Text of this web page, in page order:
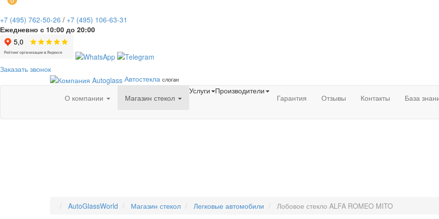
+7 (495) 762-50-26 / +7 (495) 106-63-31
Ежедневно с 10:00 до 20:00
Заказать звонок
Автостекла слоган
О компании Магазин стекол
Услуги Производители
Гарантия Отзывы Контакты База
AutoGlassWorld Магазин стекол Легковые автомобили Лобовое стекло ALFA ROMEO MITO